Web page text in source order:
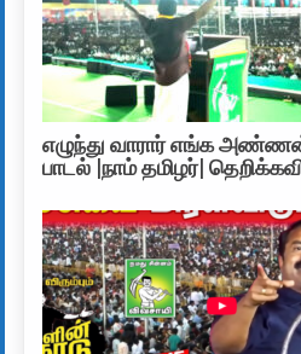
எழுந்து வாரார் எங்க
பாடல் |நாம் தமிழர்|